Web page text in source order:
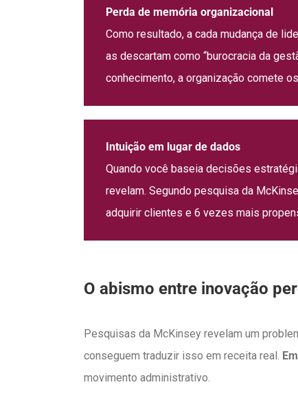
Perda de memória organizacional
Como resultado, a cada mudança de
as descartam como “burocracia da
conhecimento, a organização comete
Intuição em lugar de dados
Quando você baseia decisões
revelam. Segundo pesquisa da
adquirir clientes e 6 vezes mais
O abismo entre inovação
Pesquisas da McKinsey revelam um
conseguem traduzir isso em receita real.
movimento administrativo.